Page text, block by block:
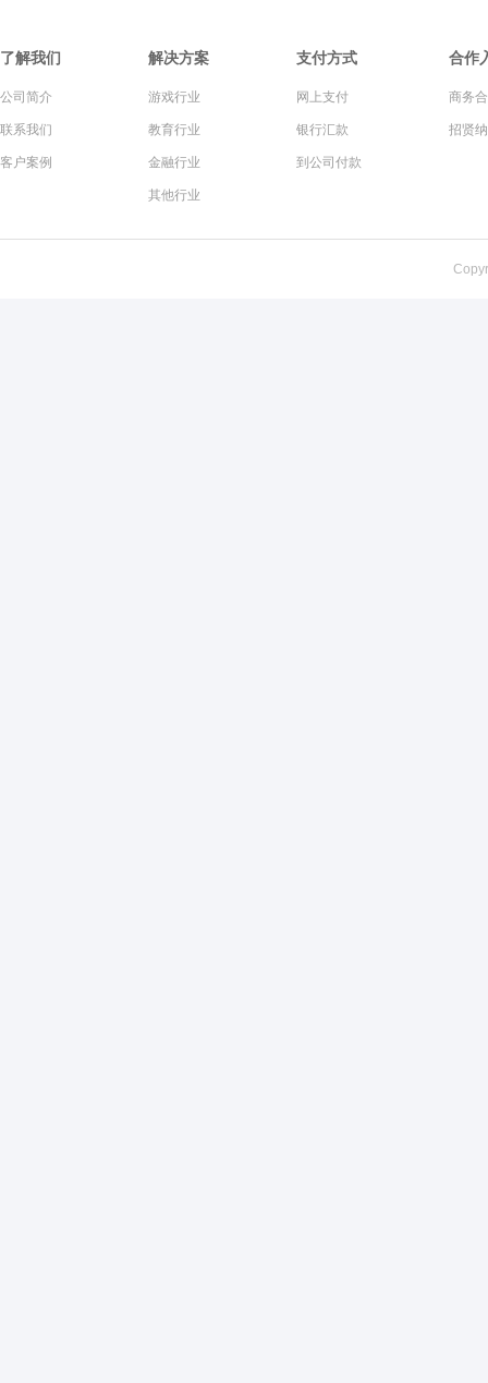
了解我们
公司简介
联系我们
客户案例
解决方案
游戏行业
教育行业
金融行业
其他行业
支付方式
网上支付
银行汇款
到公司付款
合作
商务
招贤